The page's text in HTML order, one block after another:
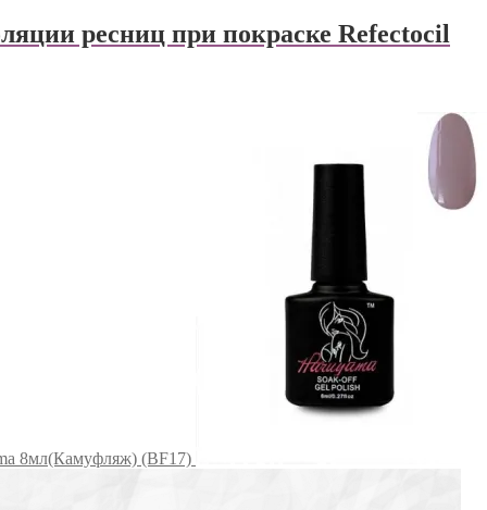
ресниц при покраске Refectocil
8мл(Камуфляж) (BF17)